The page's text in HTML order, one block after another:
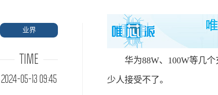
业界
TIME
2024-05-13 09:45
华为88W、100W等几个
少人接受不了。